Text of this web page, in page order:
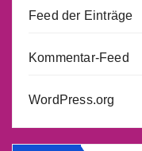
Feed der Einträge
Kommentar-Feed
WordPress.org